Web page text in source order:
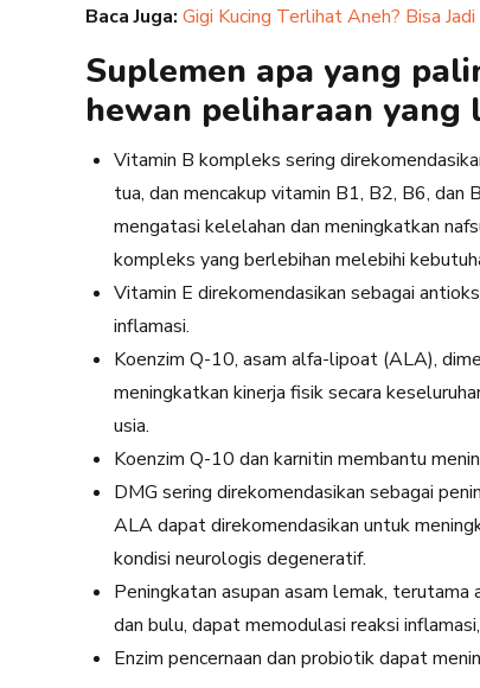
Baca Juga: Gigi Kucing Terlihat Aneh? Bisa
Suplemen apa yang
hewan peliharaan yang
Vitamin B kompleks sering
tua, dan mencakup vitamin B1, B2, B6,
mengatasi kelelahan dan meningkatkan
kompleks yang berlebihan melebihi
Vitamin E direkomendasikan sebagai
inflamasi.
Koenzim Q-10, asam alfa-lipoat (ALA),
meningkatkan kinerja fisik secara
usia.
Koenzim Q-10 dan karnitin membantu
DMG sering direkomendasikan sebagai
ALA dapat direkomendasikan untuk
kondisi neurologis degeneratif.
Peningkatan asupan asam lemak,
dan bulu, dapat memodulasi reaksi
Enzim pencernaan dan probiotik dapat